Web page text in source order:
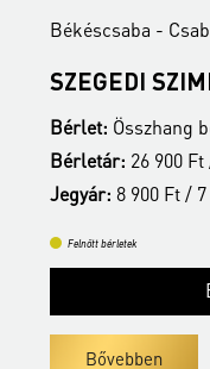
Békéscsaba -
SZEGEDI
Bérlet: Összhang
Bérletár: 26 900
Jegyár: 8 900 Ft /
Felnőtt bérletek
Bővebben